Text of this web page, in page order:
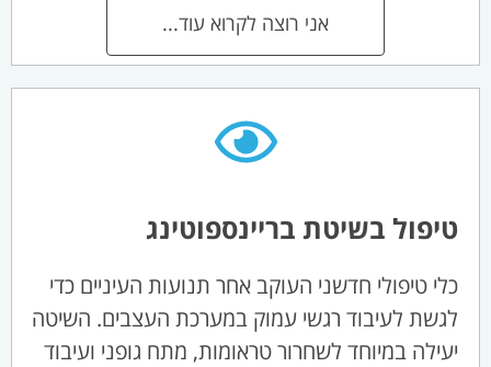
אני רוצה לקרוא עוד...
טיפול בשיטת בריינספוטינג
כלי טיפולי חדשני העוקב אחר תנועות העיניים כדי
לגשת לעיבוד רגשי עמוק במערכת העצבים. השיטה
יעילה במיוחד לשחרור טראומות, מתח גופני ועיבוד